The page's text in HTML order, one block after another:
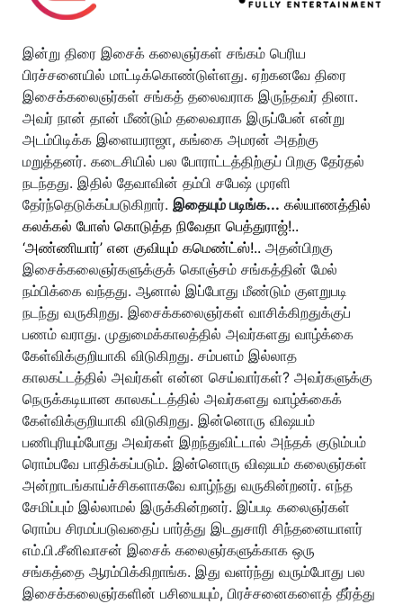
இன்று திரை இசைக் கலைஞர்கள் சங்கம் பெரிய
பிரச்சனையில் மாட்டிக்கொண்டுள்ளது. ஏற்கனவே திரை
இசைக்கலைஞர்கள் சங்கத் தலைவராக இருந்தவர் தினா.
அவர் நான் தான் மீண்டும் தலைவராக இருப்பேன் என்று
அடம்பிடிக்க இளையராஜா, கங்கை அமரன் அதற்கு
மறுத்தனர். கடைசியில் பல போராட்டத்திற்குப் பிறகு தேர்தல்
நடந்தது. இதில் தேவாவின் தம்பி சபேஷ் முரளி
தேர்ந்தெடுக்கப்படுகிறார். இதையும் படிங்க... கல்யாணத்தில்
கலக்கல் போஸ் கொடுத்த நிவேதா பெத்துராஜ்!..
‘அண்ணியார்’ என குவியும் கமெண்ட்ஸ்!.. அதன்பிறகு
இசைக்கலைஞர்களுக்குக் கொஞ்சம் சங்கத்தின் மேல்
நம்பிக்கை வந்தது. ஆனால் இப்போது மீண்டும் குளறுபடி
நடந்து வருகிறது. இசைக்கலைஞர்கள் வாசிக்கிறதுக்குப்
பணம் வராது. முதுமைக்காலத்தில் அவர்களது வாழ்க்கை
கேள்விக்குறியாகி விடுகிறது. சம்பளம் இல்லாத
காலகட்டத்தில் அவர்கள் என்ன செய்வார்கள்? அவர்களுக்கு
நெருக்கடியான காலகட்டத்தில் அவர்களது வாழ்க்கைக்
கேள்விக்குறியாகி விடுகிறது. இன்னொரு விஷயம்
பணிபுரியும்போது அவர்கள் இறந்துவிட்டால் அந்தக் குடும்பம்
ரொம்பவே பாதிக்கப்படும். இன்னொரு விஷயம் கலைஞர்கள்
அன்றாடங்காய்ச்சிகளாகவே வாழ்ந்து வருகின்றனர். எந்த
சேமிப்பும் இல்லாமல் இருக்கின்றனர். இப்படி கலைஞர்கள்
ரொம்ப சிரமப்படுவதைப் பார்த்து இடதுசாரி சிந்தனையாளர்
எம்.பி.சீனிவாசன் இசைக் கலைஞர்களுக்காக ஒரு
சங்கத்தை ஆரம்பிக்கிறாங்க. இது வளர்ந்து வரும்போது பல
இசைக்கலைஞர்களின் பசியையும், பிரச்சனைகளைத் தீர்த்து